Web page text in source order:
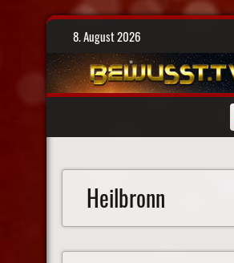
Skip
8. August 2026
Heilbronn